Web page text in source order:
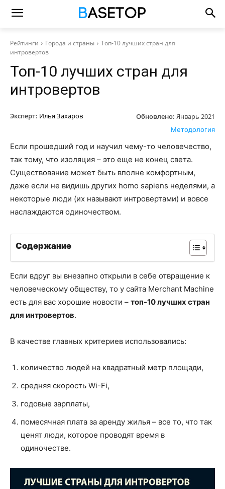
Рейтинги Города и страны
Топ-10 лучших стран для
интровертов
Топ-10 лучших стран для
интровертов
Эксперт: Илья Захаров Обновлено: Январь 2021
Методология
Если прошедший год и научил чему-то человечество,
так тому, что изоляция – это еще не конец света.
Существование может быть вполне комфортным,
даже если не видишь других homo sapiens неделями, а
некоторые люди (их называют интровертами) и вовсе
наслаждаются одиночеством.
Содержание
Если вдруг вы внезапно открыли в себе отвращение к
человеческому обществу, то у сайта Merchant Machine
есть для вас хорошие новости – топ-10 лучших стран
для интровертов.
В качестве главных критериев использовались:
количество людей на квадратный метр площади,
средняя скорость Wi-Fi,
годовые зарплаты,
помесячная плата за аренду жилья – все то, что так
ценят люди, которое проводят время в
одиночестве.